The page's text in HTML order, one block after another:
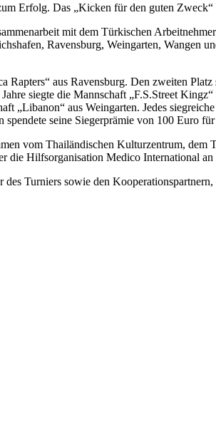
Erfolg. Das „Kicken für den guten Zweck“
mit dem Türkischen
Ravensburg, Weingarten, Wangen
Rapters“ aus Ravensburg. Den zweiten
siegte die Mannschaft „F.S.Street
„Libanon“ aus Weingarten. Jedes
seine Siegerprämie von 100 Euro
vom Thailändischen Kulturzentrum,
die Hilfsorganisation Medico International
Turniers sowie den